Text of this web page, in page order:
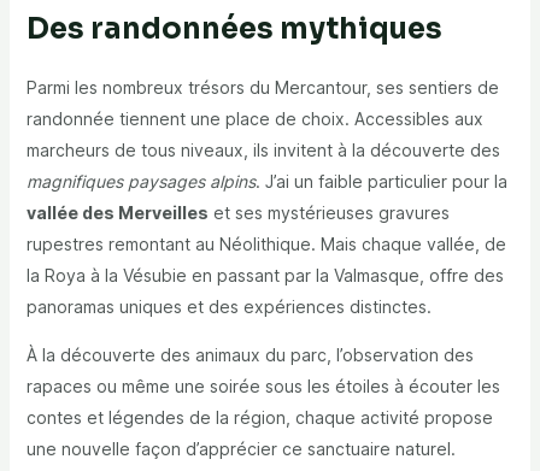
Des randonnées mythiques
Parmi les nombreux trésors du Mercantour, ses sentiers de
randonnée tiennent une place de choix. Accessibles aux
marcheurs de tous niveaux, ils invitent à la découverte des
magnifiques paysages alpins. J’ai un faible particulier pour la
vallée des Merveilles et ses mystérieuses gravures
rupestres remontant au Néolithique. Mais chaque vallée, de
la Roya à la Vésubie en passant par la Valmasque, offre des
panoramas uniques et des expériences distinctes.
À la découverte des animaux du parc, l’observation des
rapaces ou même une soirée sous les étoiles à écouter les
contes et légendes de la région, chaque activité propose
une nouvelle façon d’apprécier ce sanctuaire naturel.